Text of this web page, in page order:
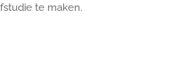
te maken.